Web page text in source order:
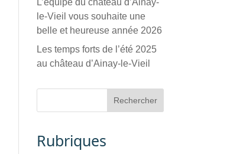
L’équipe du château d’Ainay-
le-Vieil vous souhaite une
belle et heureuse année 2026
Les temps forts de l’été 2025
au château d’Ainay-le-Vieil
Rubriques